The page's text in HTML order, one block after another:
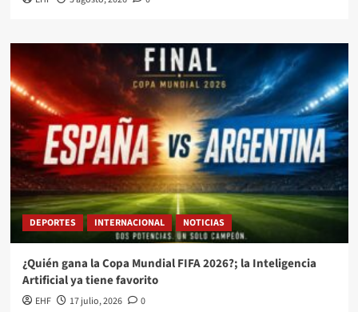
DEPORTES INTERNACIONAL NOTICIAS
¿Quién gana la Copa Mundial FIFA 2026?; la Inteligencia
Artificial ya tiene favorito
EHF 17 julio, 2026 0